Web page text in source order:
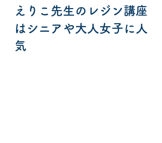
えりこ先生のレジン講座
はシニアや大人女子に人
気